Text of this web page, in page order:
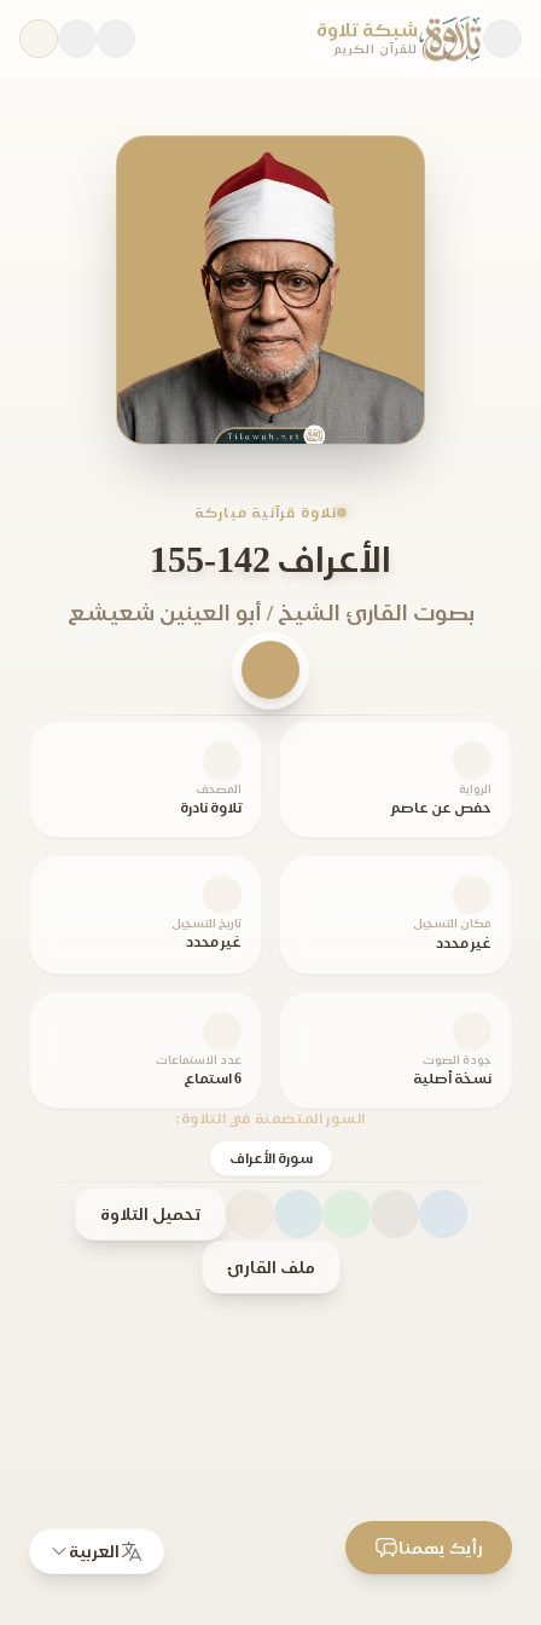
شبكة تلاوة
للقرآن الكريم
تلاوة قرآنية مباركة
الأعراف 142-155
بصوت القارئ الشيخ / أبو العينين شعيشع
الرواية
حفص عن عاصم
المصحف
تلاوة نادرة
مكان التسجيل
غير محدد
تاريخ التسجيل
غير محدد
جودة الصوت
نسخة أصلية
عدد الاستماعات
6 استماع
السور المتضمنة في التلاوة:
سورة الأعراف
تحميل التلاوة
ملف القارئ
العربية رأيك يهمنا